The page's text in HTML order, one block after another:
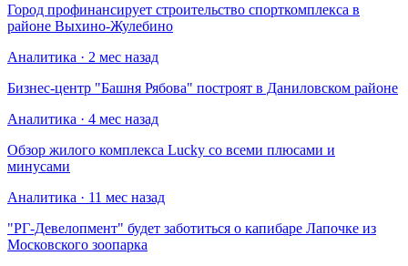
Город профинансирует строительство спорткомплекса в
районе Выхино-Жулебино
Аналитика · 2 мес назад
Бизнес-центр "Башня Рябова" построят в Даниловском районе
Аналитика · 4 мес назад
Обзор жилого комплекса Lucky со всеми плюсами и
минусами
Аналитика · 11 мес назад
​"РГ-Девелопмент" будет заботиться о капибаре Лапочке из
Московского зоопарка